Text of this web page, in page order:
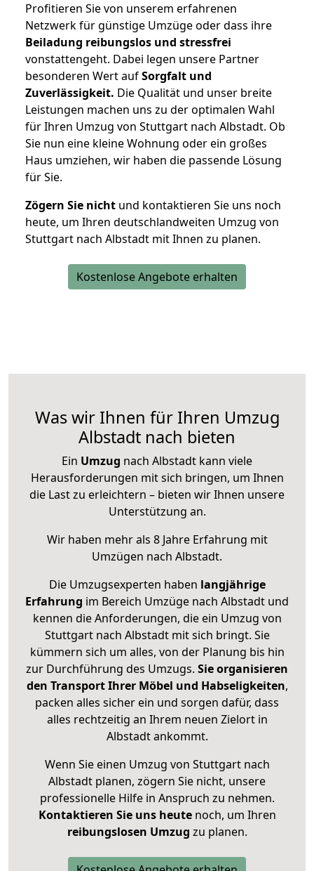
Profitieren Sie von unserem erfahrenen
Netzwerk für günstige Umzüge oder dass ihre
Beiladung reibungslos und stressfrei
vonstattengeht. Dabei legen unsere Partner
besonderen Wert aufSorgfalt und
Zuverlässigkeit. Die Qualität und unser breite
Leistungen machen uns zu der optimalen Wahl
für Ihren Umzug von Stuttgart nach Albstadt. Ob
Sie nun eine kleine Wohnung oder ein großes
Haus umziehen, wir haben die passende Lösung
für Sie.
Zögern Sie nicht und kontaktieren Sie uns noch
heute, um Ihren deutschlandweiten Umzug von
Stuttgart nach Albstadt mit Ihnen zu planen.
Kostenlose Angebote erhalten
Was wir Ihnen für Ihren Umzug
Albstadt nach bieten
Ein Umzug nach Albstadt kann viele
Herausforderungen mit sich bringen, um Ihnen
die Last zu erleichtern – bieten wir Ihnen unsere
Unterstützung an.
Wir haben mehr als 8 Jahre Erfahrung mit
Umzügen nach Albstadt.
Die Umzugsexperten haben langjährige
Erfahrung im Bereich Umzüge nach Albstadt und
kennen die Anforderungen, die ein Umzug von
Stuttgart nach Albstadt mit sich bringt. Sie
kümmern sich um alles, von der Planung bis hin
zur Durchführung des Umzugs. Sie organisieren
den Transport Ihrer Möbel und Habseligkeiten,
packen alles sicher ein und sorgen dafür, dass
alles rechtzeitig an Ihrem neuen Zielort in
Albstadt ankommt.
Wenn Sie einen Umzug von Stuttgart nach
Albstadt planen, zögern Sie nicht, unsere
professionelle Hilfe in Anspruch zu nehmen.
Kontaktieren Sie uns heutenoch, um Ihren
reibungslosen Umzug zu planen.